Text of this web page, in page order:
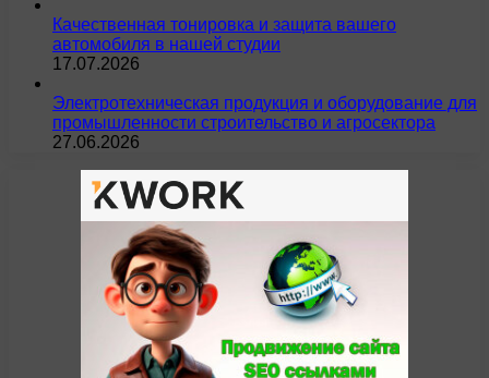
Качественная тонировка и защита вашего
автомобиля в нашей студии
17.07.2026
Электротехническая продукция и оборудование для
промышленности строительство и агросектора
27.06.2026